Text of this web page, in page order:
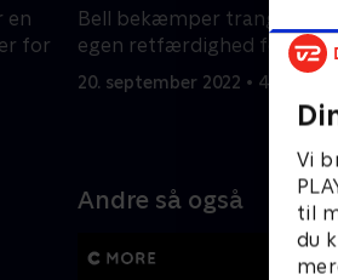
Vi
til
du
en
for
Bell bekæmper trangen til
egen retfærdighed for
20. september 2022 • 40 min
Andre så også